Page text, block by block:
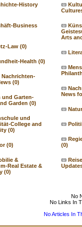
History
Business
Law (0)
Health (0)
Nachrichten-
(0)
und Garten-
Garden (0)
und
College and
(0)
(0)
&
Real Estate &
(0)
Arts
News
(0)
No
No Links In
No Articles In